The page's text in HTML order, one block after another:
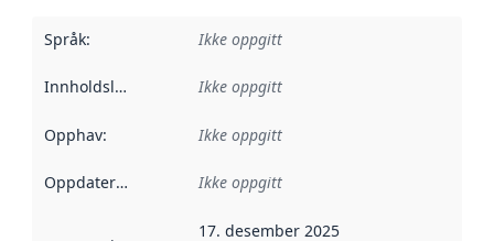
Språk: Ikke oppgitt
Innholdsleverandører :
Ikke oppgitt
Opphav: Ikke oppgitt
Oppdateringsfrekvens :
Ikke oppgitt
17. desember 2025